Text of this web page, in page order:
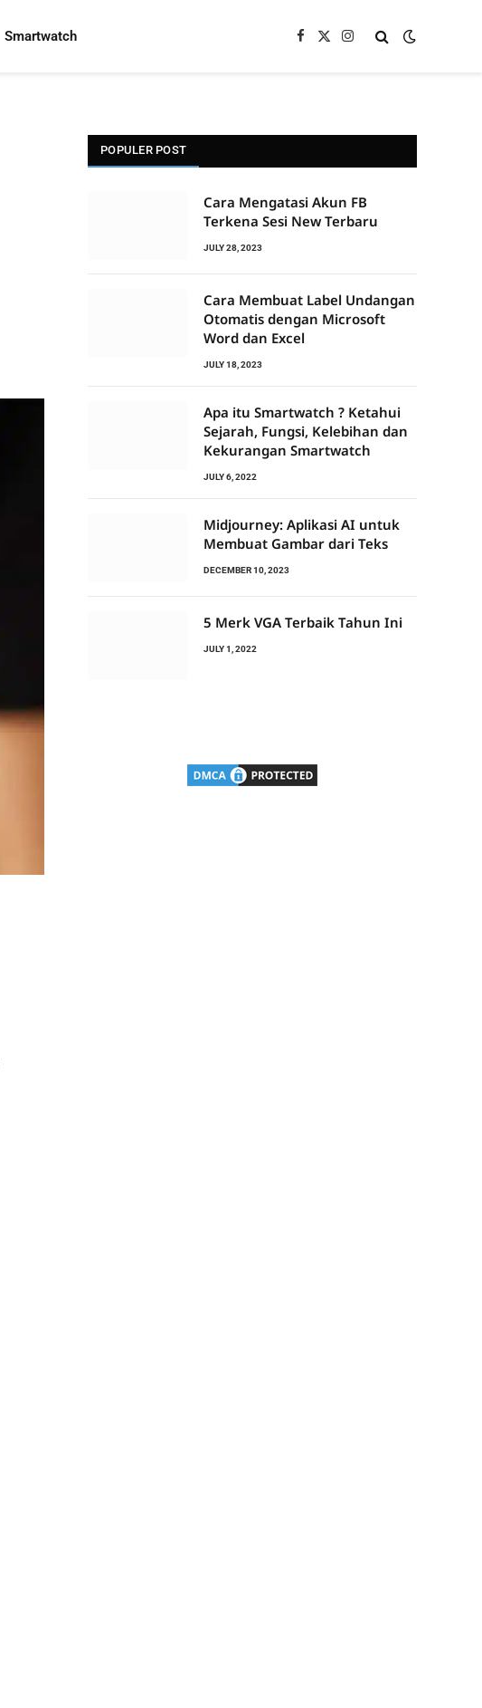
Smartwatch Facebook
X
Instagram
POPULER POST
Cara Mengatasi Akun FB
Terkena Sesi New Terbaru
JULY 28, 2023
Cara Membuat Label Undangan
Otomatis dengan Microsoft
Word dan Excel
JULY 18, 2023
Apa itu Smartwatch ? Ketahui
Sejarah, Fungsi, Kelebihan dan
Kekurangan Smartwatch
JULY 6, 2022
Midjourney: Aplikasi AI untuk
Membuat Gambar dari Teks
DECEMBER 10, 2023
5 Merk VGA Terbaik Tahun Ini
JULY 1, 2022